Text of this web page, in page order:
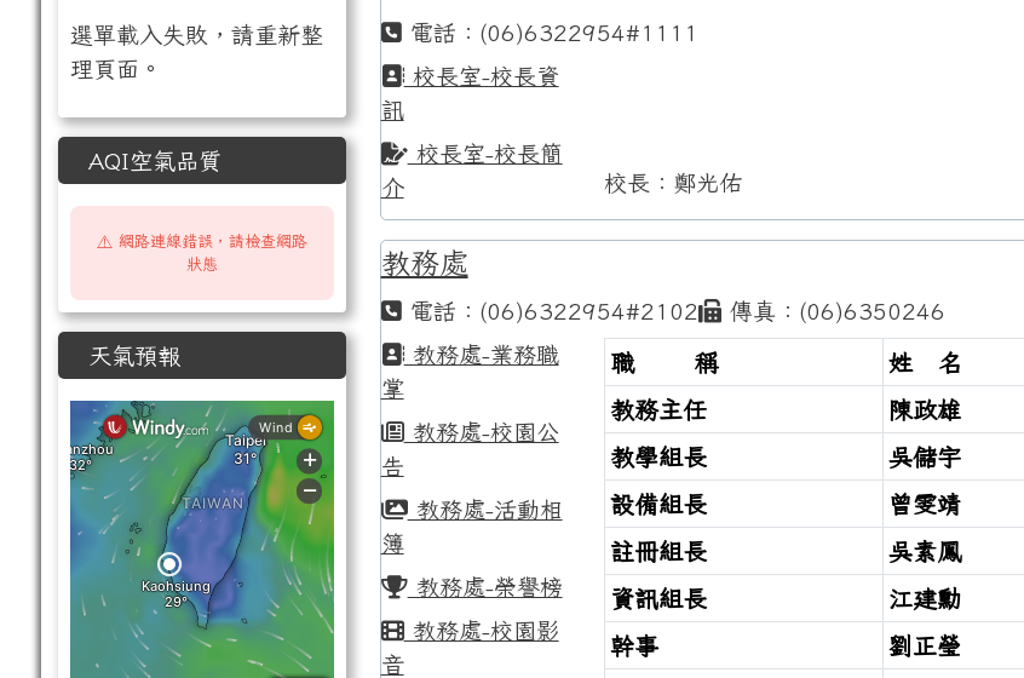
選單載入失敗，請重新整
理頁面。
AQI空氣品質
⚠️ 網路連線錯誤，請檢查網路
狀態
天氣預報
電話：(06)6322954#1111
校長室-校長資
訊
校長室-校長簡
介
校長：鄭光佑
教務處
電話：(06)6322954#2102
傳真：(06)6350246
教務處-業務職
掌
教務處-校園公
告
教務處-活動相
簿
教務處-榮譽榜
教務處-校園影
音
職 稱 姓 名
教務主任
陳政雄
教學組長
吳儲宇
設備組長
曾雯靖
註冊組長
吳素鳳
資訊組長
江建勳
幹事
劉正瑩